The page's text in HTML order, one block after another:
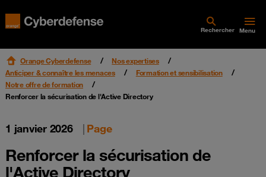
Rechercher Menu
Orange Cyberdefense
Nos expertises
Anticiper & connaître les menaces
Formation et sensibilisation
Notre offre de formation
Renforcer la sécurisation de l'Active Directory
1 janvier 2026 | Page
Renforcer la sécurisation de
l'Active Directory